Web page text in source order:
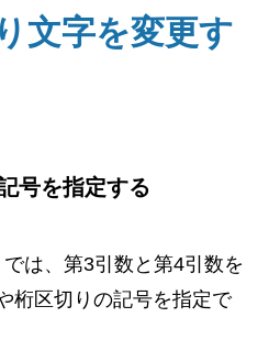
文字を変更す
号を指定する
では、第3引数と第4引数を
桁区切りの記号を指定で